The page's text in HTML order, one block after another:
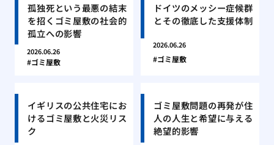
孤独死という最悪の結末
を招くゴミ屋敷の社会的
孤立への影響
2026.06.26
ゴミ屋敷
ドイツのメッシー症候群
とその徹底した支援体制
2026.06.26
ゴミ屋敷
イギリスの公共住宅にお
けるゴミ屋敷と火災リス
ク
ゴミ屋敷問題の再発が住
人の人生と希望に与える
絶望的影響